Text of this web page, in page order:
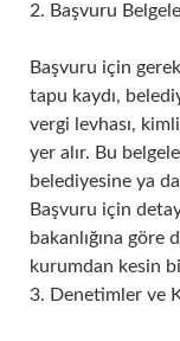
2. Başvuru
Başvuru için
tapu kaydı,
vergi levhası,
yer alır. Bu
belediyesine ya
Başvuru için
bakanlığına
kurumdan kesin
3. Denetimler ve